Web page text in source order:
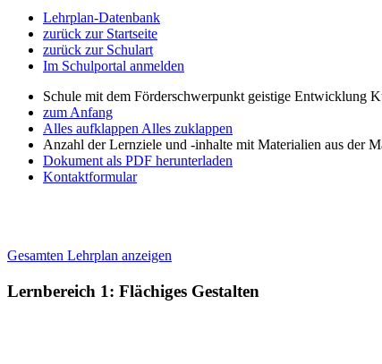
Lehrplan-Datenbank
zurück zur Startseite
zurück zur Schulart
Im Schulportal anmelden
Schule mit dem Förderschwerpunkt geistige Entwicklung
zum Anfang
Alles aufklappen Alles zuklappen
Anzahl der Lernziele und -inhalte mit Materialien aus der
Dokument als PDF herunterladen
Kontaktformular
Gesamten Lehrplan anzeigen
Lernbereich 1: Flächiges Gestalten